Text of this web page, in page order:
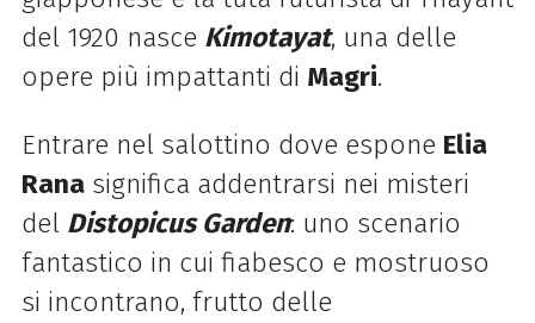
del 1920 nasce Kimotayat, una delle
opere più impattanti di Magri.
Entrare nel salottino dove espone Elia
Rana significa addentrarsi nei misteri
del Distopicus Garden: uno scenario
fantastico in cui fiabesco e mostruoso
si incontrano, frutto delle